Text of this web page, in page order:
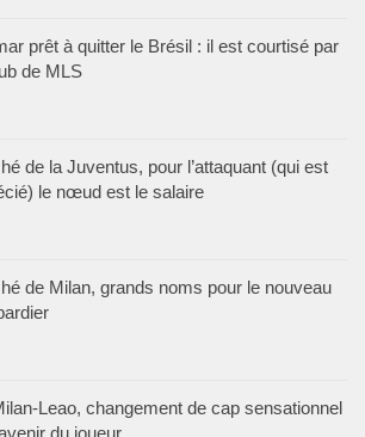
prêt à quitter le Brésil : il est courtisé par
de MLS
de la Juventus, pour l’attaquant (qui est
le nœud est le salaire
de Milan, grands noms pour le nouveau
Leao, changement de cap sensationnel
du joueur